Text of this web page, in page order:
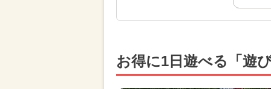
お得に1日遊べる「遊